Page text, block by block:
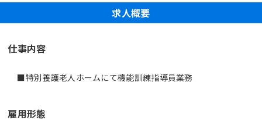
求人概要
仕事内容
■特別養護老人ホームにて機能訓練指導員業務
雇用形態